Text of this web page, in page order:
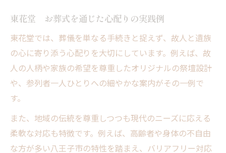
東花堂 お葬式を通じた心配りの実践例
東花堂では、葬儀を単なる手続きと捉えず、故人と遺族
の心に寄り添う心配りを大切にしています。例えば、故
人の人柄や家族の希望を尊重したオリジナルの祭壇設計
や、参列者一人ひとりへの細やかな案内がその一例で
す。
また、地域の伝統を尊重しつつも現代のニーズに応える
柔軟な対応も特徴です。例えば、高齢者や身体の不自由
な方が多い八王子市の特性を踏まえ、バリアフリー対応